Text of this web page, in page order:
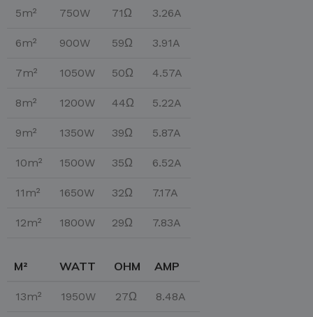
5m² 750W 71Ω 3.26A
6m² 900W 59Ω 3.91A
7m² 1050W 50Ω 4.57A
8m² 1200W 44Ω 5.22A
9m² 1350W 39Ω 5.87A
10m² 1500W 35Ω 6.52A
11m² 1650W 32Ω 7.17A
12m² 1800W 29Ω 7.83A
M² WATT OHM AMP
13m² 1950W 27Ω 8.48A